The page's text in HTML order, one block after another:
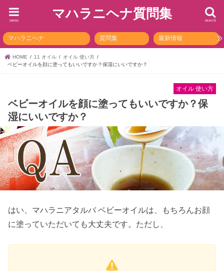
マハラニヘナ質問集 search
menu
マハラニヘナ 質問集 最新情報
HOME 11 オイル
オイル 使い方
ベビーオイルを顔に塗ってもいいですか？保湿にいいですか？
オイル 使い方
ベビーオイルを顔に塗ってもいいですか？保
湿にいいですか？
はい、マハラニアタルバ ベビーオイルは、もちろんお顔
に塗っていただいても大丈夫です。ただし、